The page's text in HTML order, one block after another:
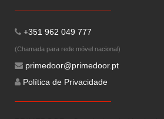
+351 962 049 777
(Chamada para rede móvel nacional)
primedoor@primedoor.pt
Política de Privacidade